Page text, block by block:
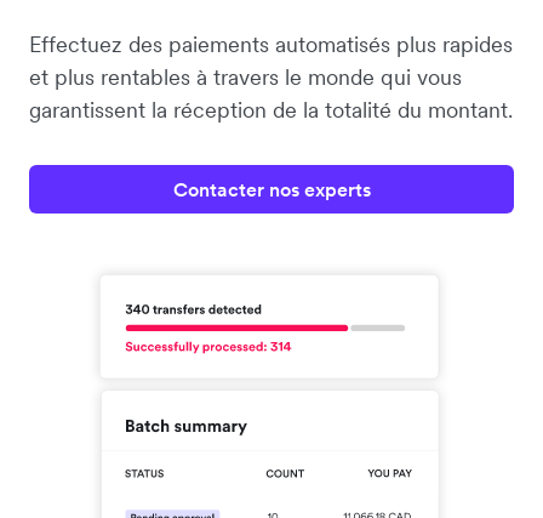
Effectuez des paiements automatisés plus rapides
et plus rentables à travers le monde qui vous
garantissent la réception de la totalité du montant.
Contacter nos experts